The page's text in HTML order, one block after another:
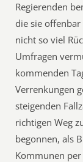
Regierenden
die sie offenbar
nicht so viel
Umfragen
kommenden
Verrenkungen
steigenden
richtigen Weg
begonnen, als
Kommunen